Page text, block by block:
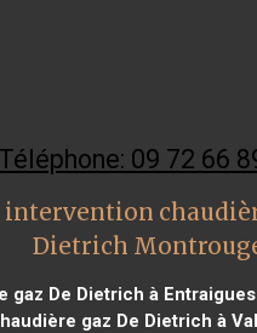
Téléphone: 09 72 66
intervention
Dietrich
gaz De Dietrich à
gaz De Dietrich à